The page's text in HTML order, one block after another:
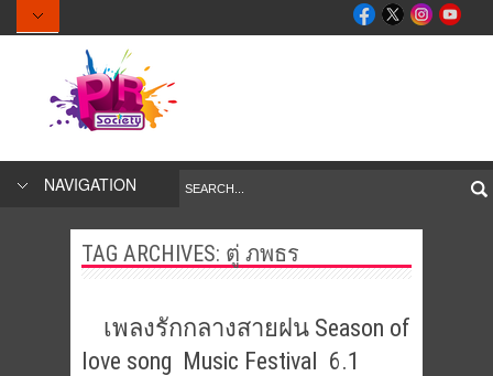
NAVIGATION
TAG ARCHIVES: ตู่ ภพธร
เพลงรักกลางสายฝน Season of
love song Music Festival 6.1